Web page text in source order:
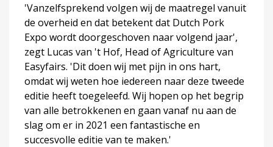
'Vanzelfsprekend volgen wij de maatregel vanuit
de overheid en dat betekent dat Dutch Pork
Expo wordt doorgeschoven naar volgend jaar',
zegt Lucas van 't Hof, Head of Agriculture van
Easyfairs. 'Dit doen wij met pijn in ons hart,
omdat wij weten hoe iedereen naar deze tweede
editie heeft toegeleefd. Wij hopen op het begrip
van alle betrokkenen en gaan vanaf nu aan de
slag om er in 2021 een fantastische en
succesvolle editie van te maken.'